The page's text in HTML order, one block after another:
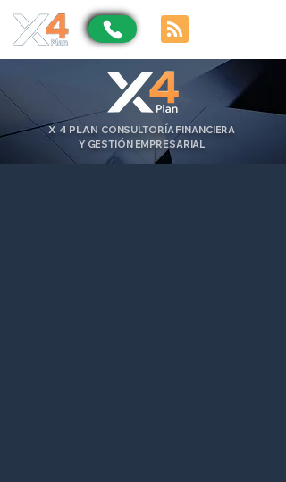
X 4 PLAN CONSULTORÍA FINANCIERA
Y GESTIÓN EMPRESARIAL